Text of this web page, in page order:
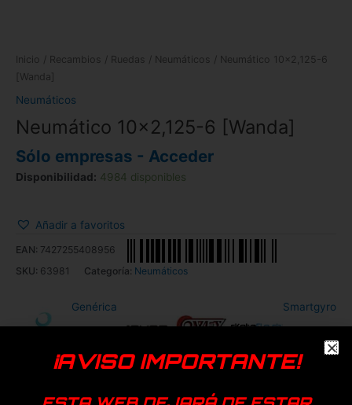
Inicio / Recambios / Ruedas / Neumáticos / Neumático 10×2,125-6
[Wanda]
Neumáticos
Neumático 10×2,125-6 [Wanda]
Sólo empresas - Acceder
Disponibilidad: 4984 disponibles
Añadir a favoritos
EAN: 7427255408956
SKU: 63981 Categoría: Neumáticos
Genérica Smartgyro
¡AVISO IMPORTANTE!